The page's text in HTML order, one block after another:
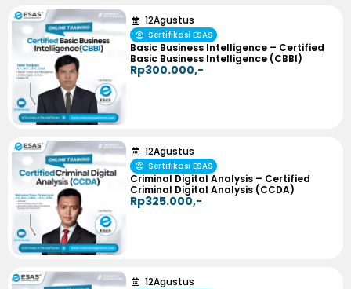
12Agustus
Sertifikasi ESAS
Basic Business Intelligence – Certified
Basic Business Intelligence (CBBI)
Rp300.000,-
12Agustus
Sertifikasi ESAS
Criminal Digital Analysis – Certified
Criminal Digital Analysis (CCDA)
Rp325.000,-
12Agustus